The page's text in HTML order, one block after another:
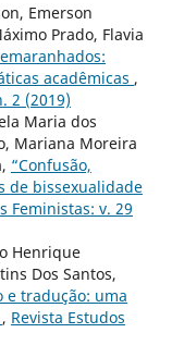
Emerson
Prado, Flavia
acadêmicas ,
2 (2019)
Maria dos
Mariana Moreira
“Confusão,
de bissexualidade
Feministas: v. 29
Henrique
Dos Santos,
tradução: uma
, Revista Estudos